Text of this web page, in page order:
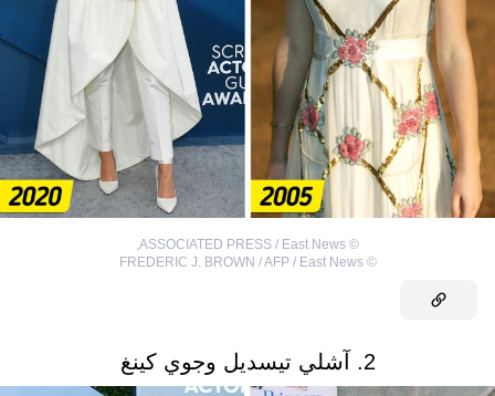
©
ASSOCIATED PRESS / East News
,
©
FREDERIC J. BROWN / AFP / East News
2. آشلي تيسديل وجوي كينغ